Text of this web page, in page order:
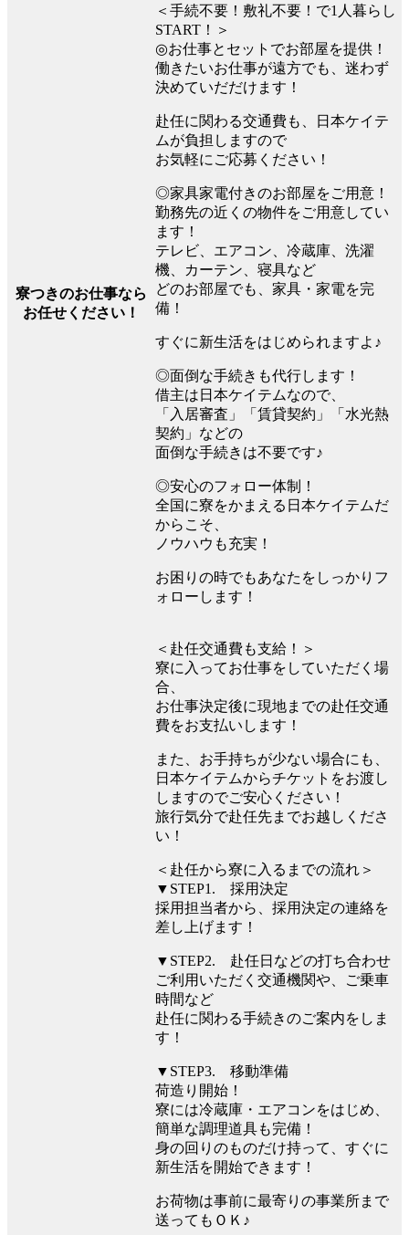
寮つきのお仕事なら
お任せください！
＜手続不要！敷礼不要！で1人暮らし
START！＞
◎お仕事とセットでお部屋を提供！
働きたいお仕事が遠方でも、迷わず
決めていだだけます！
赴任に関わる交通費も、日本ケイテ
ムが負担しますので
お気軽にご応募ください！
◎家具家電付きのお部屋をご用意！
勤務先の近くの物件をご用意してい
ます！
テレビ、エアコン、冷蔵庫、洗濯
機、カーテン、寝具など
どのお部屋でも、家具・家電を完
備！
すぐに新生活をはじめられますよ♪
◎面倒な手続きも代行します！
借主は日本ケイテムなので、
「入居審査」「賃貸契約」「水光熱
契約」などの
面倒な手続きは不要です♪
◎安心のフォロー体制！
全国に寮をかまえる日本ケイテムだ
からこそ、
ノウハウも充実！
お困りの時でもあなたをしっかりフ
ォローします！
＜赴任交通費も支給！＞
寮に入ってお仕事をしていただく場
合、
お仕事決定後に現地までの赴任交通
費をお支払いします！
また、お手持ちが少ない場合にも、
日本ケイテムからチケットをお渡し
しますのでご安心ください！
旅行気分で赴任先までお越しくださ
い！
＜赴任から寮に入るまでの流れ＞
▼STEP1. 採用決定
採用担当者から、採用決定の連絡を
差し上げます！
▼STEP2. 赴任日などの打ち合わせ
ご利用いただく交通機関や、ご乗車
時間など
赴任に関わる手続きのご案内をしま
す！
▼STEP3. 移動準備
荷造り開始！
寮には冷蔵庫・エアコンをはじめ、
簡単な調理道具も完備！
身の回りのものだけ持って、すぐに
新生活を開始できます！
お荷物は事前に最寄りの事業所まで
送ってもＯＫ♪